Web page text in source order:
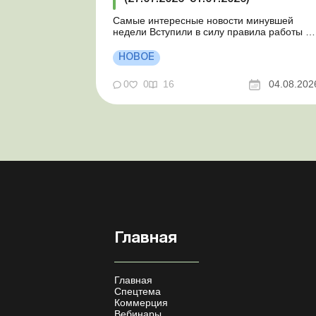
Самые интересные новости минувшей
недели Вступили в силу правила работы и
законы о мобилизации и военном
положении Для сельхозпредприятий и ФЛП
введены новые разовые статистические
формы Со 2 августа изменяется порядок
НОВОЕ
0 0 16
Главная
Главная
Спецтема
Коммерция